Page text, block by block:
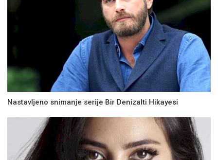
Nastavljeno snimanje serije Bir Denizalti Hikayesi